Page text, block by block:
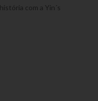
com a Yin´s